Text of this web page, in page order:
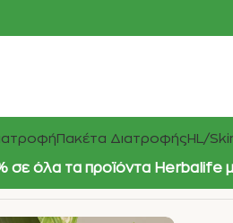
Πακέτα Διατροφής HL/
σε όλα τα προϊόντα